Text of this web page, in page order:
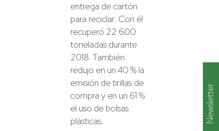
entrega de cartón
para reciclar. Con él
recuperó 22.600
toneladas durante
2018. También
redujo en un 40 % la
emisión de tirillas de
compra y en un 61 %
el uso de bolsas
plásticas.
Newsletter